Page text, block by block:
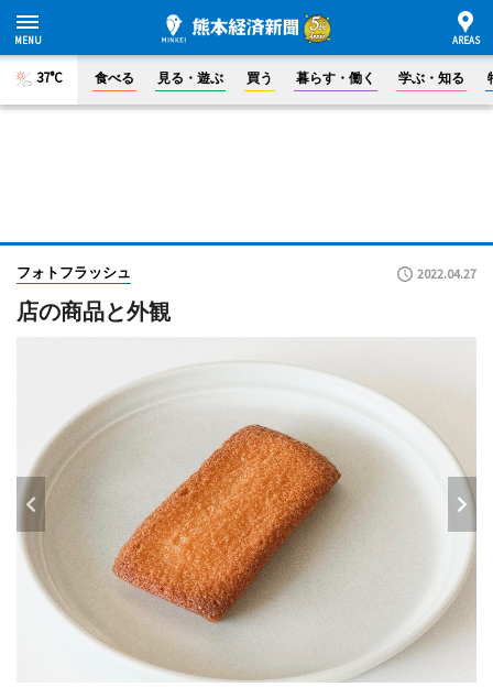
37°C 食べる 見る・遊ぶ 買う 暮らす・働く 学ぶ・知る
フォトフラッシュ 2022.04.27
店の商品と外観